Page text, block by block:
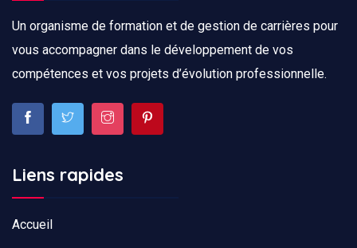
Un organisme de formation et de gestion de carrières pour
vous accompagner dans le développement de vos
compétences et vos projets d’évolution professionnelle.
Liens rapides
Accueil